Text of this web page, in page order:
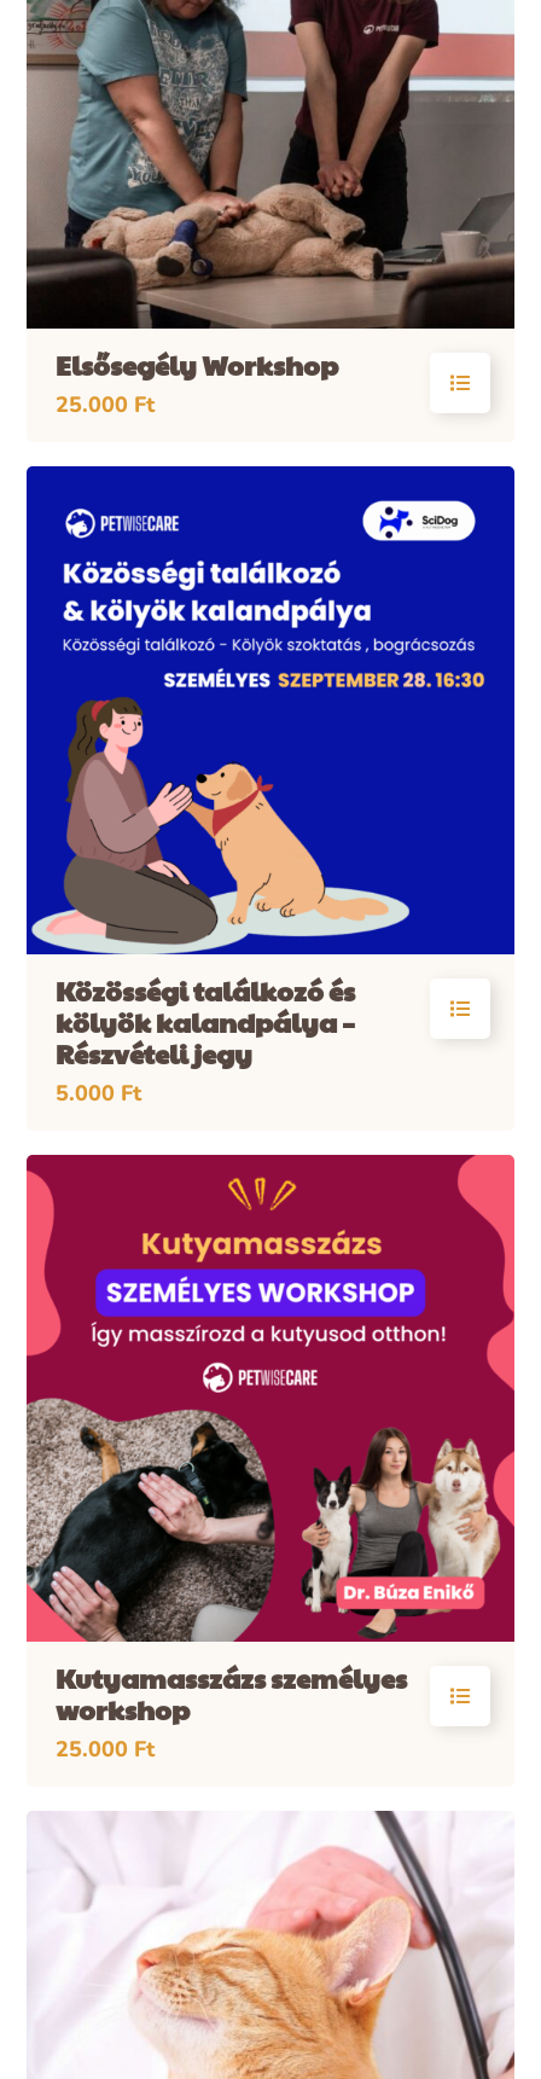
Elsősegély Workshop
25.000 Ft
Közösségi találkozó és
kölyök kalandpálya –
Részvételi jegy
5.000 Ft
Kutyamasszázs személyes
workshop
25.000 Ft